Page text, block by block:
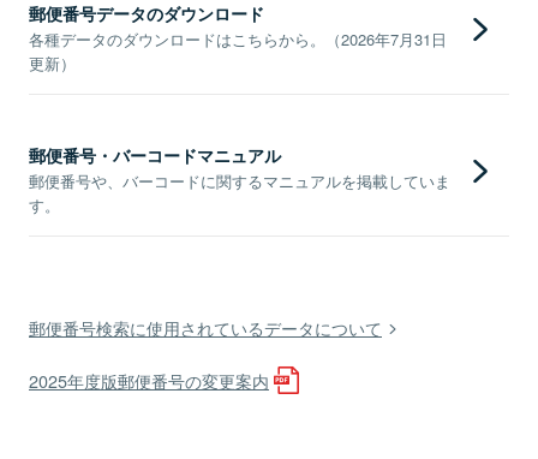
郵便番号データのダウンロード
各種データのダウンロードはこちらから。（2026年7月31日
更新）
郵便番号・バーコードマニュアル
郵便番号や、バーコードに関するマニュアルを掲載していま
す。
郵便番号検索に使用されているデータについて
2025年度版郵便番号の変更案内